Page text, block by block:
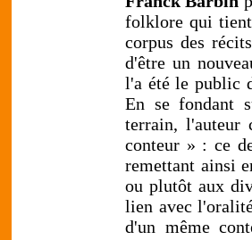
folklore qui
corpus des
d'être un
l'a été le public
En se fondant
terrain, l'auteur
conteur » : ce
remettant ainsi
ou plutôt aux
lien avec
d'un même